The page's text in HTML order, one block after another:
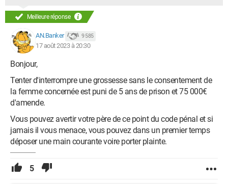
Meilleure réponse
AN.Banker 9 585
17 août 2023 à 20:30
Bonjour,
Tenter d'interrompre une grossesse sans le consentement de
la femme concernée est puni de 5 ans de prison et 75 000€
d'amende.
Vous pouvez avertir votre père de ce point du code pénal et si
jamais il vous menace, vous pouvez dans un premier temps
déposer une main courante voire porter plainte.
5